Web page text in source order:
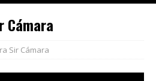
Cámara
Sir Cámara